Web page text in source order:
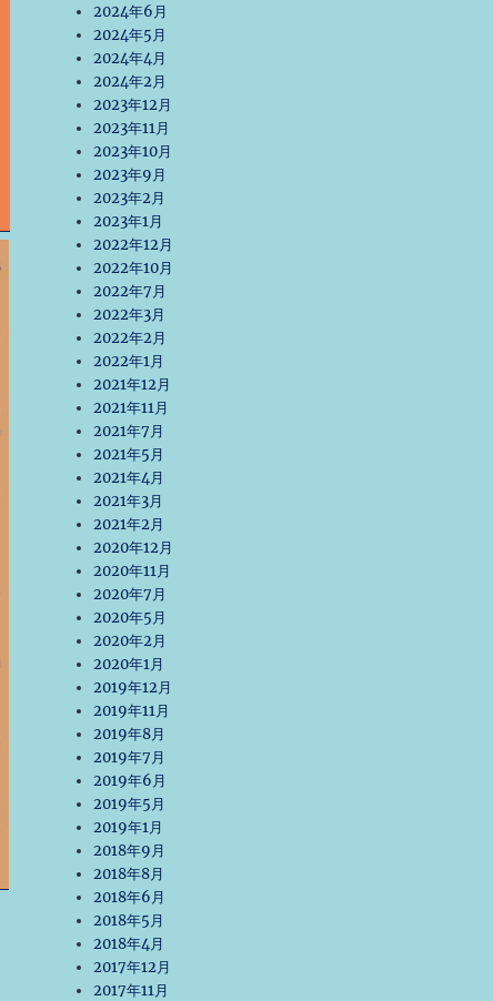
2024年6月
2024年5月
2024年4月
2024年2月
2023年12月
2023年11月
2023年10月
2023年9月
2023年2月
2023年1月
2022年12月
2022年10月
2022年7月
2022年3月
2022年2月
2022年1月
2021年12月
2021年11月
2021年7月
2021年5月
2021年4月
2021年3月
2021年2月
2020年12月
2020年11月
2020年7月
2020年5月
2020年2月
2020年1月
2019年12月
2019年11月
2019年8月
2019年7月
2019年6月
2019年5月
2019年1月
2018年9月
2018年8月
2018年6月
2018年5月
2018年4月
2017年12月
2017年11月